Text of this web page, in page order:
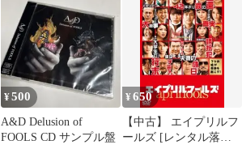
¥500
A&D Delusion of
FOOLS CD サンプル盤
¥650
【中古】 エイプリルフ
ールズ [レンタル落ち]